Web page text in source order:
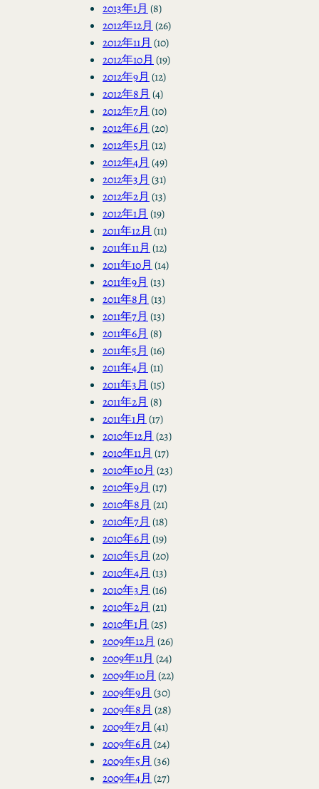
2013年1月 (8)
2012年12月 (26)
2012年11月 (10)
2012年10月 (19)
2012年9月 (12)
2012年8月 (4)
2012年7月 (10)
2012年6月 (20)
2012年5月 (12)
2012年4月 (49)
2012年3月 (31)
2012年2月 (13)
2012年1月 (19)
2011年12月 (11)
2011年11月 (12)
2011年10月 (14)
2011年9月 (13)
2011年8月 (13)
2011年7月 (13)
2011年6月 (8)
2011年5月 (16)
2011年4月 (11)
2011年3月 (15)
2011年2月 (8)
2011年1月 (17)
2010年12月 (23)
2010年11月 (17)
2010年10月 (23)
2010年9月 (17)
2010年8月 (21)
2010年7月 (18)
2010年6月 (19)
2010年5月 (20)
2010年4月 (13)
2010年3月 (16)
2010年2月 (21)
2010年1月 (25)
2009年12月 (26)
2009年11月 (24)
2009年10月 (22)
2009年9月 (30)
2009年8月 (28)
2009年7月 (41)
2009年6月 (24)
2009年5月 (36)
2009年4月 (27)